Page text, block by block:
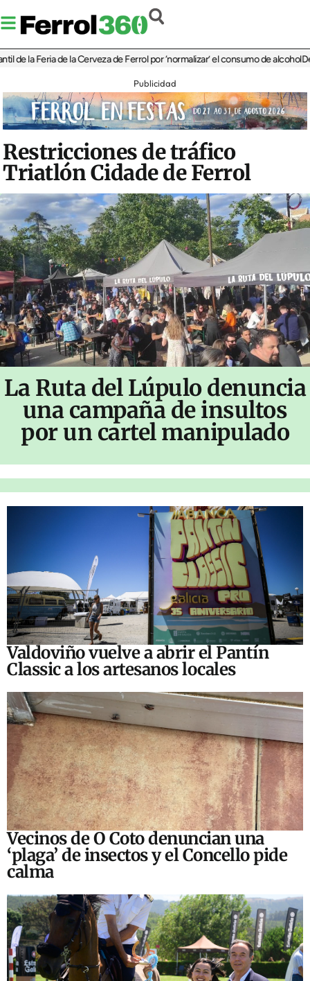
de la Cerveza de Ferrol por ‘normalizar’ el consumo de alcoholDe
Publicidad
Restricciones de tráfico
Triatlón Cidade de Ferrol
La Ruta del Lúpulo denuncia
una campaña de insultos
por un cartel manipulado
Valdoviño vuelve a abrir el Pantín
Classic a los artesanos locales
Vecinos de O Coto denuncian una
‘plaga’ de insectos y el Concello pide
calma